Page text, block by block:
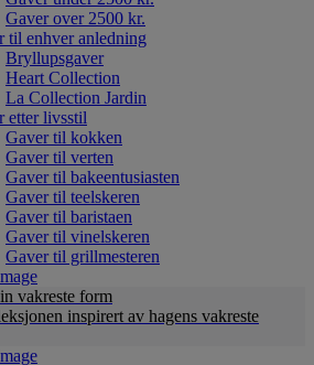
Gaver over 2500 kr.
til enhver anledning
Bryllupsgaver
Heart Collection
La Collection Jardin
etter livsstil
Gaver til kokken
Gaver til verten
Gaver til bakeentusiasten
Gaver til teelskeren
Gaver til baristaen
Gaver til vinelskeren
Gaver til grillmesteren
vakreste form
inspirert av hagens vakreste